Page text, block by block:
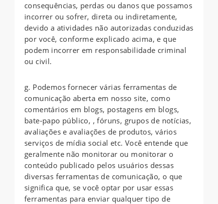
consequências, perdas ou danos que possamos
incorrer ou sofrer, direta ou indiretamente,
devido a atividades não autorizadas conduzidas
por você, conforme explicado acima, e que
podem incorrer em responsabilidade criminal
ou civil.
g. Podemos fornecer várias ferramentas de
comunicação aberta em nosso site, como
comentários em blogs, postagens em blogs,
bate-papo público, , fóruns, grupos de notícias,
avaliações e avaliações de produtos, vários
serviços de mídia social etc. Você entende que
geralmente não monitorar ou monitorar o
conteúdo publicado pelos usuários dessas
diversas ferramentas de comunicação, o que
significa que, se você optar por usar essas
ferramentas para enviar qualquer tipo de